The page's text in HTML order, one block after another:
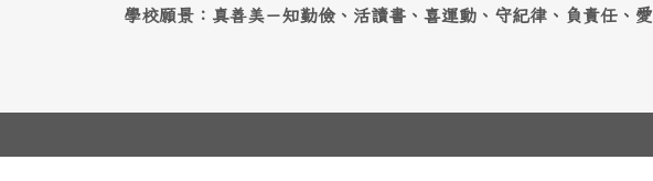
學校願景：真善美－知勤儉、活讀書、喜運動、守紀律、負責任、